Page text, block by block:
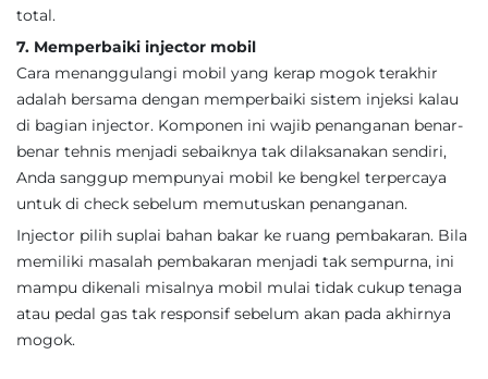
total.
7. Memperbaiki injector mobil
Cara menanggulangi mobil yang kerap mogok terakhir
adalah bersama dengan memperbaiki sistem injeksi kalau
di bagian injector. Komponen ini wajib penanganan benar-
benar tehnis menjadi sebaiknya tak dilaksanakan sendiri,
Anda sanggup mempunyai mobil ke bengkel terpercaya
untuk di check sebelum memutuskan penanganan.
Injector pilih suplai bahan bakar ke ruang pembakaran. Bila
memiliki masalah pembakaran menjadi tak sempurna, ini
mampu dikenali misalnya mobil mulai tidak cukup tenaga
atau pedal gas tak responsif sebelum akan pada akhirnya
mogok.